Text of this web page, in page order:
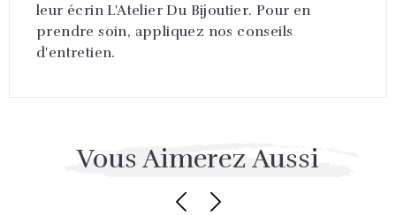
leur écrin L'Atelier Du Bijoutier. Pour en
prendre soin, appliquez nos conseils
d'entretien.
Vous Aimerez Aussi